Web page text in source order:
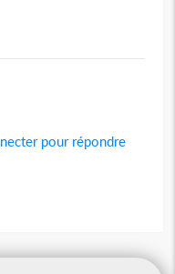
pour répondre